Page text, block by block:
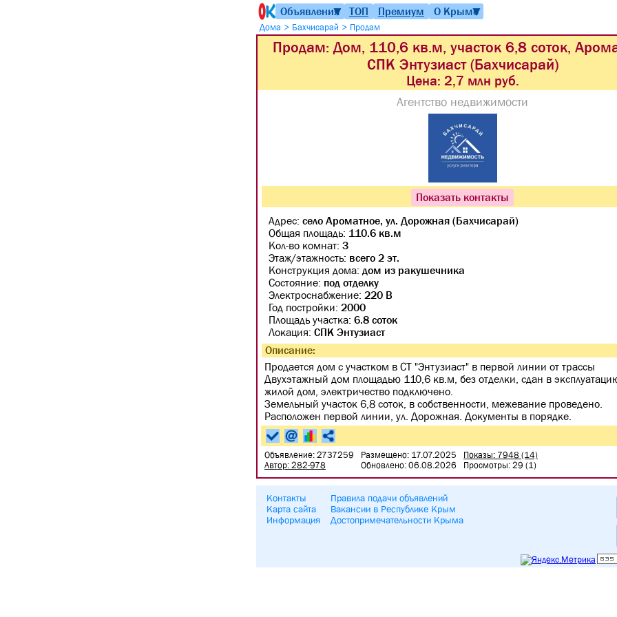
Объявления
▼ ТОП Премиум О Крыме
▼
Дома > Бахчисарай > Продам
Продам: Дом, 110,6 кв.м, участок 6,8 соток,
СПК Энтузиаст (Бахчисарай)
Цена: 2,7 млн руб.
Агентство недвижимости
Показать контакты
Адрес: село Ароматное, ул. Дорожная (Бахчисарай)
Общая площадь: 110.6 кв.м
Кол-во комнат: 3
Этаж/этажность: всего 2 эт.
Конструкция дома: дом из ракушечника
Состояние: под отделку
Электроснабжение: 220 В
Год постройки: 2000
Площадь участка: 6.8 соток
Локация: СПК Энтузиаст
Описание:
Продается дом с участком в СТ "Энтузиаст" в первой линии от трассы
Двухэтажный дом площадью 110,6 кв.м, без отделки, сдан в
жилой дом, электричество подключено.
Земельный участок 6,8 соток, в собственности, межевание проведено.
Расположен первой линии, ул. Дорожная. Документы в порядке.
Объявление: 2737259
Автор: 282-978
Размещено: 17.07.2025
Обновлено: 06.08.2026
Показы: 7948 (14)
Просмотры: 29 (1)
Контакты
Карта сайта
Информация
Правила подачи объявлений
Вакансии в Республике Крым
Достопримечательности Крыма